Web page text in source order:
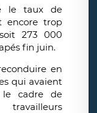
le taux de
encore trop
273 000
fin juin.
en
qui avaient
le cadre de